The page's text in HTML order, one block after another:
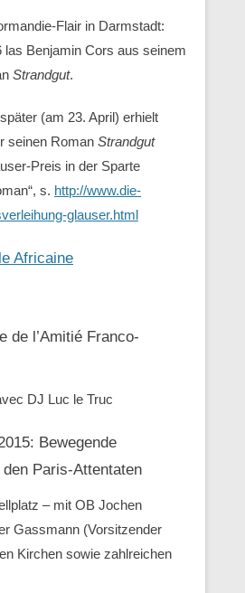
Flair in Darmstadt:
las Benjamin Cors aus seinem
Strandgut.
(am 23. April) erhielt
seinen Roman Strandgut
Preis in der Sparte
s. http://www.die-
glauser.html
Africaine
de l’Amitié Franco-
DJ Luc le Truc
Bewegende
‪Paris-Attentaten
– mit OB Jochen
Gassmann (Vorsitzender
Kirchen sowie zahlreichen